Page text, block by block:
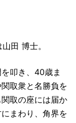
田 博士。
叩き、40歳ま
取衆と名勝負を
取の座には届か
まわり、角界を